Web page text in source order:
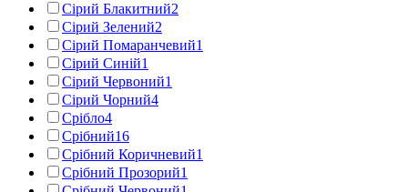
Сірий Блакитний2
Сірий Зелений2
Сірий Помаранчевий1
Сірий Синій1
Сірий Червоний1
Сірий Чорний4
Срібло4
Срібний16
Срібний Коричневий1
Срібний Прозорий1